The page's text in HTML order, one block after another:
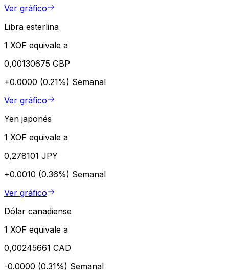
Ver gráfico
Libra esterlina
1 XOF equivale a
0,00130675 GBP
+0.0000 (0.21%) Semanal
Ver gráfico
Yen japonés
1 XOF equivale a
0,278101 JPY
+0.0010 (0.36%) Semanal
Ver gráfico
Dólar canadiense
1 XOF equivale a
0,00245661 CAD
-0.0000 (0.31%) Semanal